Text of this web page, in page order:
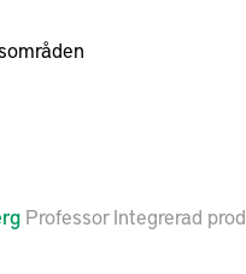
Professor Integrerad